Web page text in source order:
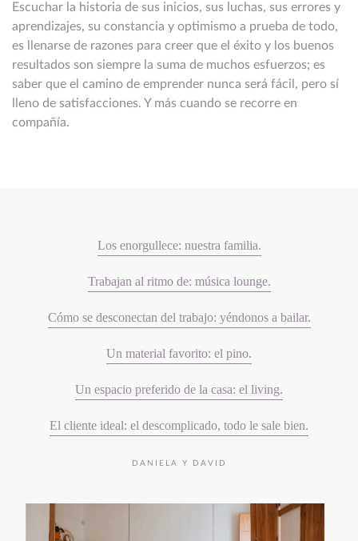
Escuchar la historia de sus inicios, sus luchas, sus errores y
aprendizajes, su constancia y optimismo a prueba de todo,
es llenarse de razones para creer que el éxito y los buenos
resultados son siempre la suma de muchos esfuerzos; es
saber que el camino de emprender nunca será fácil, pero sí
lleno de satisfacciones. Y más cuando se recorre en
compañía.
Los enorgullece: nuestra familia.
Trabajan al ritmo de: música lounge.
Cómo se desconectan del trabajo: yéndonos a bailar.
Un material favorito: el pino.
Un espacio preferido de la casa: el living.
El cliente ideal: el descomplicado, todo le sale bien.
DANIELA Y DAVID